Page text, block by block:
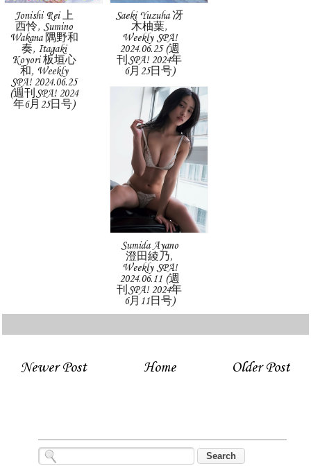
Jonishi Rei 上
西怜, Sumino
Wakana 隅野和
奏, Itagaki
Koyori 板垣心
和, Weekly
SPA! 2024.06.25
(週刊SPA! 2024
年6月25日号)
Saeki Yuzuha 冴
木柚葉,
Weekly SPA!
2024.06.25 (週
刊SPA! 2024年
6月25日号)
Sumida Ayano
澄田綾乃,
Weekly SPA!
2024.06.11 (週
刊SPA! 2024年
6月11日号)
Newer Post Older Post
Home